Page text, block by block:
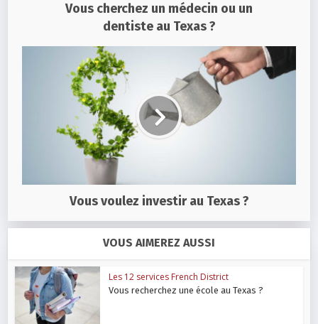
Vous cherchez un médecin ou un
dentiste au Texas ?
Vous voulez investir au Texas ?
VOUS AIMEREZ AUSSI
Les 12 services French District
Vous recherchez une école au Texas ?